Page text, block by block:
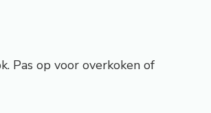
Pas op voor overkoken of